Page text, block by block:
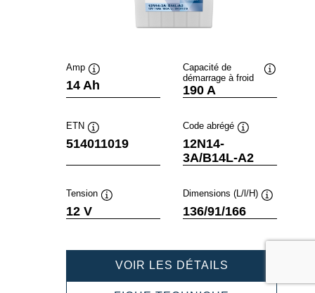
Amp
Infobulle
14 Ah
Capacité de
démarrage à froid
190 A
ETN
Infobulle
514011019
Code abrégé
12N14-
3A/B14L-A2
Tension
12 V
Dimensions (L/l/H)
136/91/166
VOIR LES DÉTAILS
FRESHPACK